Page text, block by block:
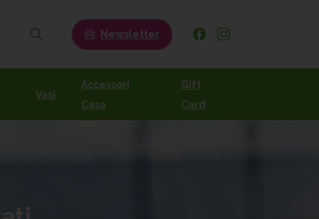
Search
Newsletter
Vasi
Accessori
Casa
Gift
Card